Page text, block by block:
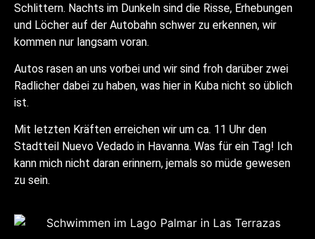
Schlittern. Nachts im Dunkeln sind die Risse, Erhebungen
und Löcher auf der Autobahn schwer zu erkennen, wir
kommen nur langsam voran.
Autos rasen an uns vorbei und wir sind froh darüber zwei
Radlicher dabei zu haben, was hier in Kuba nicht so üblich
ist.
Mit letzten Kräften erreichen wir um ca. 11 Uhr den
Stadtteil Nuevo Vedado in Havanna. Was für ein Tag! Ich
kann mich nicht daran erinnern, jemals so müde gewesen
zu sein.